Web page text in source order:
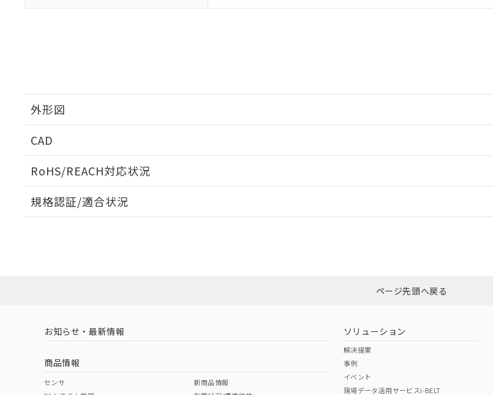
外形図
CAD
RoHS/REACH対応状況
EU RoHS 注意事項・凡例
ダウンロードはこちら
中国 RoHS 注意事項・凡例
中国 RoHS表
規格認証/適合状況
（イギリス
（ノルウェー
（日本
（アメリカ
ページ先頭へ戻る
お知らせ・最新情報
商品情報
センサ
新商品情報
ソリューション
解決提案
事例
イベント
現場データ活用サービスi-BELT